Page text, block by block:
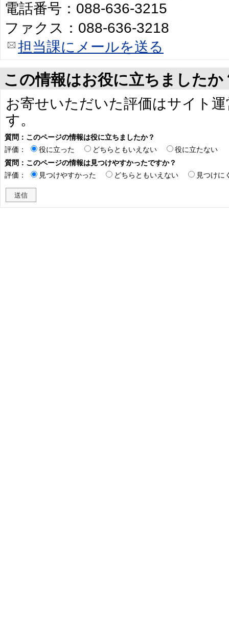
電話番号：088-636-3215
ファクス：088-636-3218
担当課にメールを送る
この情報はお役に立ちましたか
お寄せいただいた評価はサイト
す。
質問：このページの情報は役に立ちましたか？
評価：
役に立った どちらともいえない
役に立たない
質問：このページの情報は見つけやすかったですか？
評価：
見つけやすかった どちらともいえない 見つけに